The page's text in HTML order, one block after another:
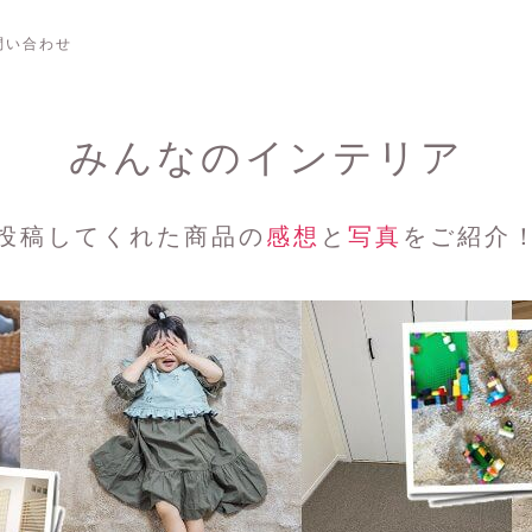
い合わせ
みんなのインテリア
稿してくれた商品の 感想 と 写真 をご紹介